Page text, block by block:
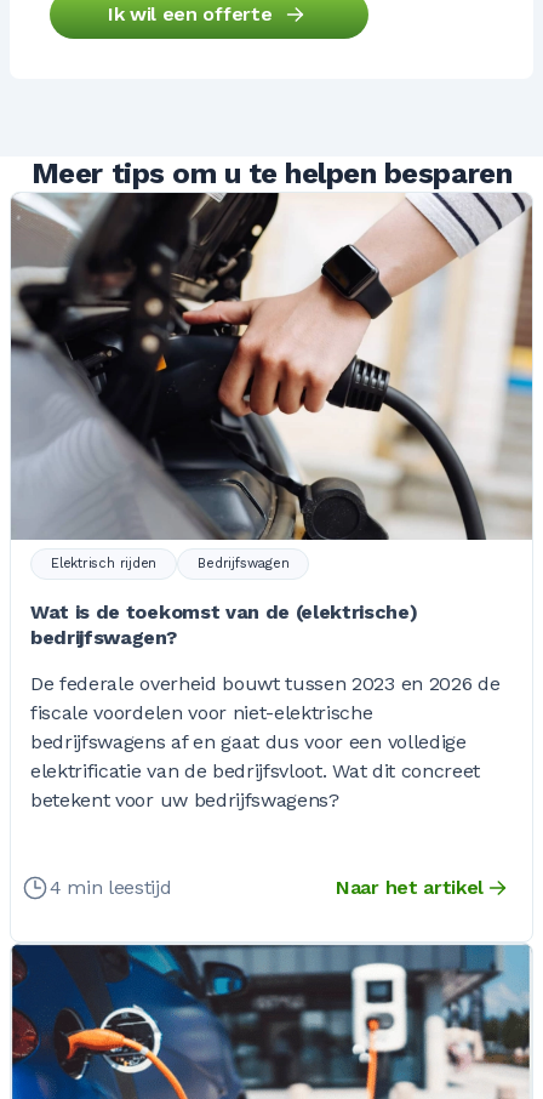
Ik wil een offerte
Meer tips om u te helpen besparen
Elektrisch rijden Bedrijfswagen
Wat is de toekomst van de (elektrische)
bedrijfswagen?
De federale overheid bouwt tussen 2023 en 2026 de
fiscale voordelen voor niet-elektrische
bedrijfswagens af en gaat dus voor een volledige
elektrificatie van de bedrijfsvloot. Wat dit concreet
betekent voor uw bedrijfswagens?
4 min leestijd Naar het artikel